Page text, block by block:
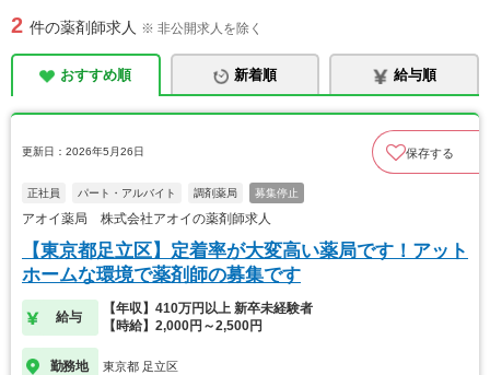
2 件の薬剤師求人 ※ 非公開求人を除く
おすすめ順 新着順 給与順
更新日：2026年5月26日 保存する
正社員 パート・アルバイト 調剤薬局 募集停止
アオイ薬局 株式会社アオイの薬剤師求人
【東京都足立区】定着率が大変高い薬局です！アット
ホームな環境で薬剤師の募集です
給与
【年収】410万円以上 新卒未経験者
【時給】2,000円～2,500円
勤務地 東京都 足立区